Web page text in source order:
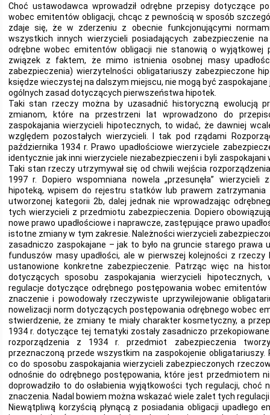
Choć ustawodawca wprowadził odrębne przepisy dotyczące
wobec emitentów obligacji, chcąc z pewnością w sposób
zdaje się, że w zderzeniu z obecnie funkcjonującymi
wszystkich innych wierzycieli posiadających zabezpieczenie
odrębne wobec emitentów obligacji nie stanowią o wyjątkowej
związek z faktem, że mimo istnienia osobnej masy
zabezpieczenia) wierzytelności obligatariuszy zabezpieczone
księdze wieczystej na dalszym miejscu, nie mogą być
ogólnych zasad dotyczących pierwszeństwa hipotek.
Taki stan rzeczy można by uzasadnić historyczną ewolucją
zmianom, które na przestrzeni lat wprowadzono do
zaspokajania wierzycieli hipotecznych, to widać, że dawniej
względem pozostałych wierzycieli. I tak pod rządami
października 1934 r. Prawo upadłościowe wierzyciele
identycznie jak inni wierzyciele niezabezpieczeni i byli
Taki stan rzeczy utrzymywał się od chwili wejścia
1997 r. Dopiero wspomniana nowela „przesunęła” wierzycieli
hipoteką, wpisem do rejestru statków lub prawem
utworzonej kategorii 2b, dalej jednak nie wprowadzając
tych wierzycieli z przedmiotu zabezpieczenia. Dopiero
nowe prawo upadłościowe i naprawcze, zastępujące prawo
istotne zmiany w tym zakresie. Należności wierzycieli
zasadniczo zaspokajane – jak to było na gruncie starego prawa
funduszów masy upadłości, ale w pierwszej kolejności z rzeczy
ustanowione konkretne zabezpieczenie. Patrząc więc na
dotyczących sposobu zaspokajania wierzycieli
regulacje dotyczące odrębnego postępowania wobec emitentów
znaczenie i powodowały rzeczywiste uprzywilejowanie
nowelizacji norm dotyczących postępowania odrębnego wobec
stwierdzenie, że zmiany te miały charakter kosmetyczny, a
1934 r. dotyczące tej tematyki zostały zasadniczo
rozporządzenia z 1934 r. przedmiot zabezpieczenia
przeznaczoną przede wszystkim na zaspokojenie obligatariuszy.
co do sposobu zaspokajania wierzycieli zabezpieczonych
odnośnie do odrębnego postępowania, które jest przedmiotem
doprowadziło to do osłabienia wyjątkowości tych regulacji, choć
znaczenia. Nadal bowiem można wskazać wiele zalet tych
Niewątpliwą korzyścią płynącą z posiadania obligacji upadłego